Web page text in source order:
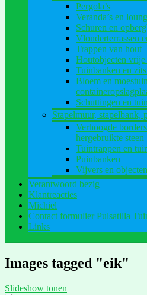
Pergola’s
Veranda’s en
Schuren en
Vlonderterrassen
Trappen van hout
Houtobjecten vrije
Tuinbanken en
Bloem en
Schuttingen en
Stapelmuur, stapelbank,
Verhoogde
hergebruikte steen
Tuintrappen en
Puinbanken
Vijvers en objecten
Verantwoord bezig
Klantreacties
Michiel
Contact formulier Pulsatilla
Links
Images tagged "eik"
Slideshow tonen